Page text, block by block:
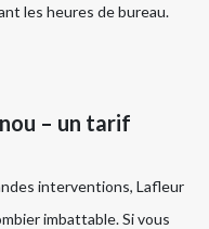
les heures de bureau.
– un tarif
interventions, Lafleur
imbattable. Si vous